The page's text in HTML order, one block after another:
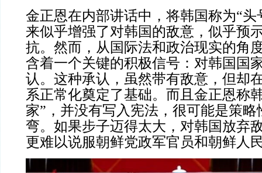
金正恩在内部讲话中，将韩国称为“头
来似乎增强了对韩国的敌意，似乎预
抗。然而，从国际法和政治现实的角
含着一个关键的积极信号：对韩国国
认。这种承认，虽然带有敌意，但却
系正常化奠定了基础。而且金正恩称
家”，并没有写入宪法，很可能是策
弯。如果步子迈得太大，对韩国放弃
更难以说服朝鲜党政军官员和朝鲜人